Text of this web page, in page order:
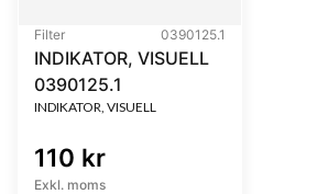
Filter 0390125.1
INDIKATOR, VISUELL
0390125.1
INDIKATOR, VISUELL
110 kr
Exkl. moms